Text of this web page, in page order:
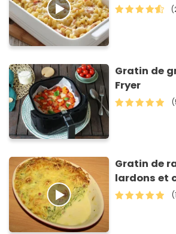
Gratin de
Fryer
Gratin de
lardons et